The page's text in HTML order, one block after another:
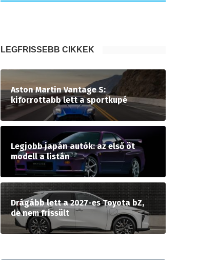
LEGFRISSEBB CIKKEK
Aston Martin Vantage S:
kiforrottabb lett a sportkupé
Legjobb japán autók: az első öt
modell a listán
Drágább lett a 2027-es Toyota bZ,
de nem frissült